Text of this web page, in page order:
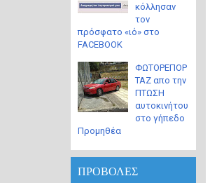
κόλλησαν
τον
πρόσφατο «ιό» στο
FACEBOOK
ΦΩΤΟΡΕΠΟΡ
ΤΑΖ απο την
ΠΤΩΣΗ
αυτοκινήτου
στο γήπεδο
Προμηθέα
ΠΡΟΒΟΛΕΣ